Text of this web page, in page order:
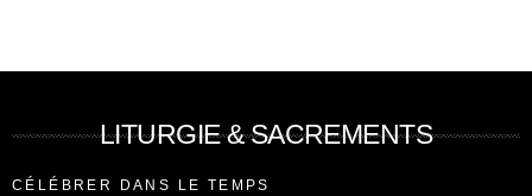
LITURGIE & SACREMENTS
CÉLÉBRER DANS LE TEMPS